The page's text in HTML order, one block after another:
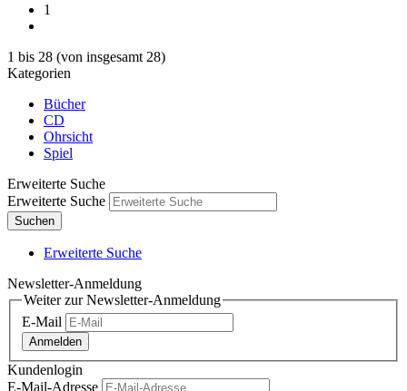
1
1 bis 28 (von insgesamt 28)
Kategorien
Bücher
CD
Ohrsicht
Spiel
Erweiterte Suche
Erweiterte Suche
Suchen
Erweiterte Suche
Newsletter-Anmeldung
Weiter zur Newsletter-Anmeldung
E-Mail
Anmelden
Kundenlogin
E-Mail-Adresse